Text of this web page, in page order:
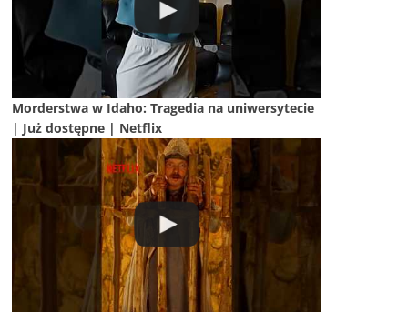
Morderstwa w Idaho: Tragedia na uniwersytecie
| Już dostępne | Netflix